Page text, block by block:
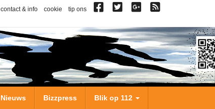
contact & info cookie tip ons
Nieuws Bizzpress Blik op 112